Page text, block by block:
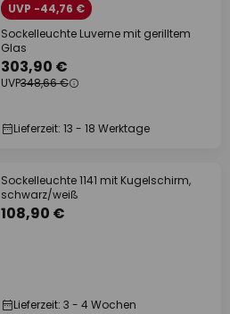
UVP -44,76 €
Sockelleuchte Luverne mit gerilltem
Glas
303,90 €
UVP348,66 €
Lieferzeit: 13 - 18 Werktage
Sockelleuchte 1141 mit Kugelschirm,
schwarz/weiß
108,90 €
Lieferzeit: 3 - 4 Wochen